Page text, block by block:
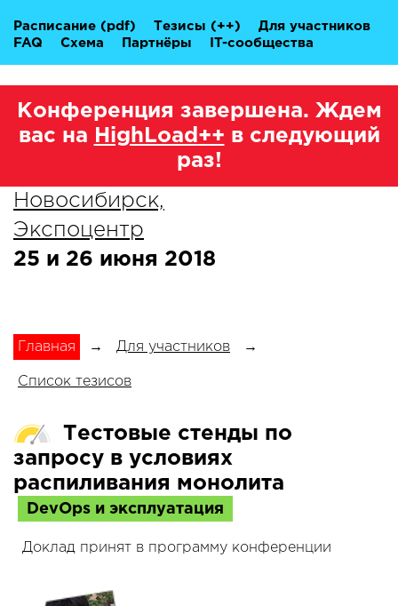
Расписание (pdf) Тезисы (++)
Для участников
FAQ
Схема Партнёры IT-сообщества
Конференция завершена. Ждем
вас на HighLoad++ в следующий
раз!
Новосибирск,
Экспоцентр
25 и 26 июня 2018
Главная → Для участников →
Список тезисов
Тестовые стенды по
запросу в условиях
распиливания монолита
DevOps и эксплуатация
Доклад принят в программу конференции